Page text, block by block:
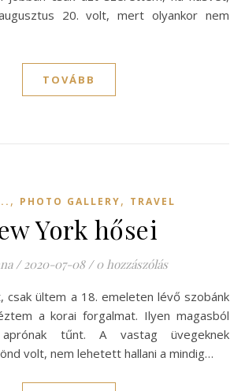
20. volt, mert olyankor nem
TOVÁBB
, PHOTO GALLERY, TRAVEL
York hősei
/ 2020-07-08 / 0 hozzászólás
a korai forgalmat. Ilyen magasból
tűnt. A vastag üvegeknek
volt, nem lehetett hallani a mindig…